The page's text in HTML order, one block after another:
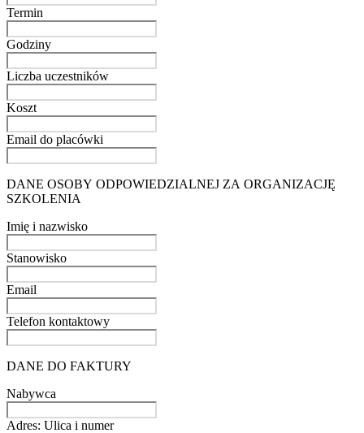
Termin
Godziny
Liczba uczestników
Koszt
Email do placówki
DANE OSOBY ODPOWIEDZIALNEJ ZA ORGANIZACJĘ
SZKOLENIA
Imię i nazwisko
Stanowisko
Email
Telefon kontaktowy
DANE DO FAKTURY
Nabywca
Adres: Ulica i numer